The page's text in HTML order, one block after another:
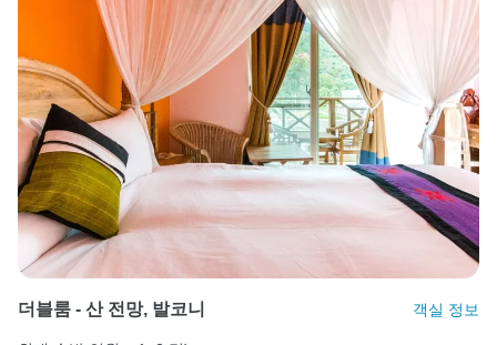
더블룸 - 산 전망, 발코니 객실 정보